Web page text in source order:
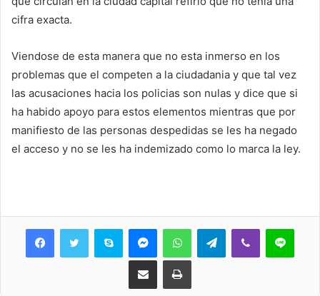
cifra exacta.
Viendose de esta manera que no esta inmerso en los
problemas que el competen a la ciudadania y que tal vez
las acusaciones hacia los policias son nulas y dice que si
ha habido apoyo para estos elementos mientras que por
manifiesto de las personas despedidas se les ha negado
el acceso y no se les ha indemizado como lo marca la ley.
Skype MessengerWhatsAppTelegramViber Line
Share via Email Print